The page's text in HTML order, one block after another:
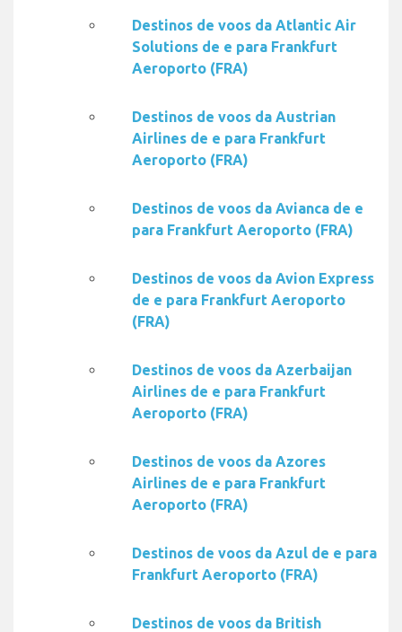
Destinos de voos da Atlantic Air
Solutions de e para Frankfurt
Aeroporto (FRA)
Destinos de voos da Austrian
Airlines de e para Frankfurt
Aeroporto (FRA)
Destinos de voos da Avianca de e
para Frankfurt Aeroporto (FRA)
Destinos de voos da Avion Express
de e para Frankfurt Aeroporto
(FRA)
Destinos de voos da Azerbaijan
Airlines de e para Frankfurt
Aeroporto (FRA)
Destinos de voos da Azores
Airlines de e para Frankfurt
Aeroporto (FRA)
Destinos de voos da Azul de e para
Frankfurt Aeroporto (FRA)
Destinos de voos da British